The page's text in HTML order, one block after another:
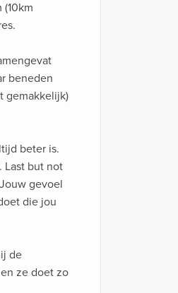
beneden
gemakkelijk)
beter is.
Last but not
gevoel
die jou
de
ze doet zo